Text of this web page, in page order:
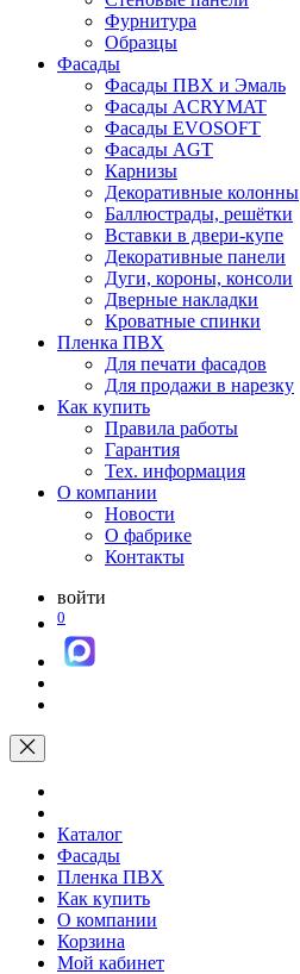
Фурнитура
Образцы
Фасады
Фасады ПВХ и Эмаль
Фасады ACRYMAT
Фасады EVOSOFT
Фасады AGT
Карнизы
Декоративные колонны
Баллюстрады, решётки
Вставки в двери-купе
Декоративные панели
Дуги, короны, консоли
Дверные накладки
Кроватные спинки
Пленка ПВХ
Для печати фасадов
Для продажи в нарезку
Как купить
Правила работы
Гарантия
Тех. информация
О компании
Новости
О фабрике
Контакты
войти
0
Каталог
Фасады
Пленка ПВХ
Как купить
О компании
Корзина
Мой кабинет